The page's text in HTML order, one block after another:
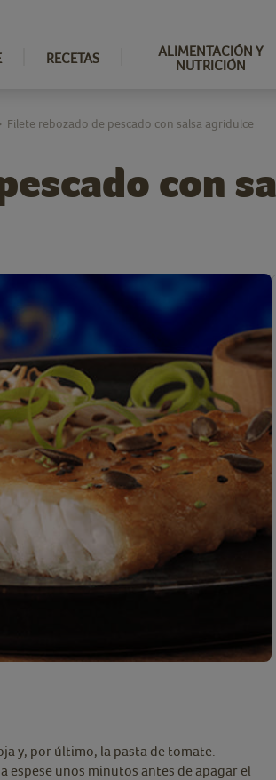
RECETAS
ALIMENTACIÓN Y
NUTRICIÓN
con
Filete rebozado de pescado con salsa agridulce
y, por último, la pasta de tomate.
espese unos minutos antes de apagar el